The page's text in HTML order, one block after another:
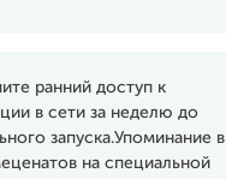
ранний доступ к
в сети за неделю до
запуска.Упоминание в
на специальной